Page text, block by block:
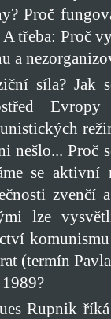
Proč
třeba: Proč
a
síla? Jak
nešlo... Proč
se aktivní
zvenčí
lze
(termín
Rupnik